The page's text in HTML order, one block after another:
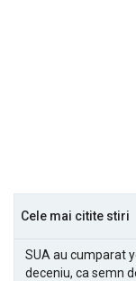
Cele mai citite stiri
SUA au cumparat
deceniu, ca semn